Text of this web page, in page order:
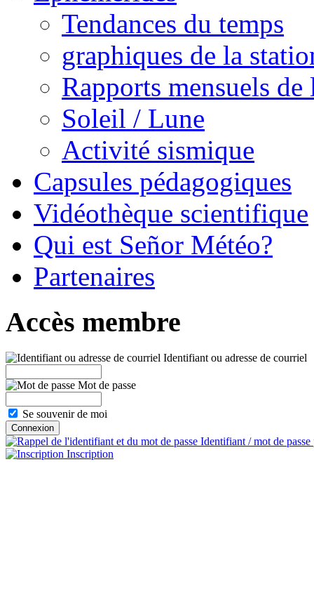
Tendances du temps
graphiques de la
Rapports mensuels de
Soleil / Lune
Activité sismique
Capsules pédagogiques
Vidéothèque scientifique
Qui est Señor Météo?
Partenaires
Accès membre
Identifiant ou adresse de courriel
Mot de passe
Se souvenir de moi
Identifiant / mot de passe
Inscription